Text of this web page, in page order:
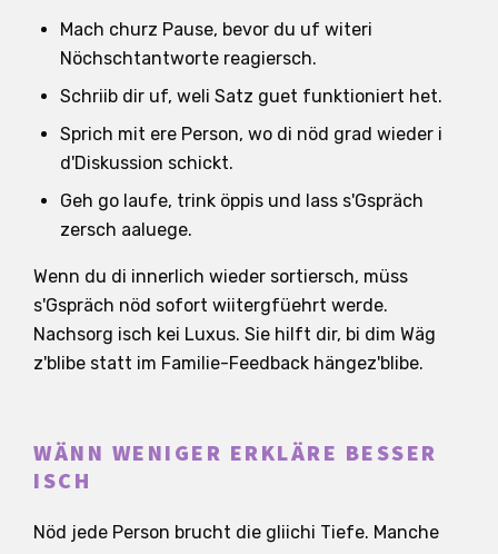
Mach churz Pause, bevor du uf witeri
Nöchschtantworte reagiersch.
Schriib dir uf, weli Satz guet funktioniert het.
Sprich mit ere Person, wo di nöd grad wieder i
d'Diskussion schickt.
Geh go laufe, trink öppis und lass s'Gspräch
zersch aaluege.
Wenn du di innerlich wieder sortiersch, müss
s'Gspräch nöd sofort wiitergfüehrt werde.
Nachsorg isch kei Luxus. Sie hilft dir, bi dim Wäg
z'blibe statt im Familie-Feedback hängez'blibe.
WÄNN WENIGER ERKLÄRE BESSER
ISCH
Nöd jede Person brucht die gliichi Tiefe. Manche